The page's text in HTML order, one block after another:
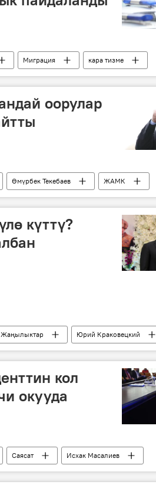
Миграция
кара тизме
оорулар
Өмүрбек Текебаев
ЖАМК
күттү?
Жаңылыктар
Юрий Краковецкий
дзюдо бойдок
үйлөнүү
кол
окууда
Саясат
Исхак Масалиев